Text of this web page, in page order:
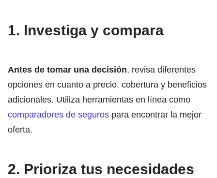
1. Investiga y compara
Antes de tomar una decisión, revisa diferentes
opciones en cuanto a precio, cobertura y beneficios
adicionales. Utiliza herramientas en línea como
comparadores de seguros para encontrar la mejor
oferta.
2. Prioriza tus necesidades